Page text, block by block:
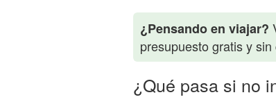
¿Pensando en viajar?
presupuesto gratis y
¿Qué pasa si no